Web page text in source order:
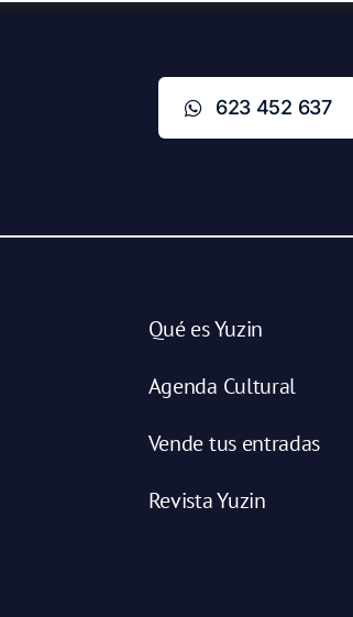
623 452 637
Qué es Yuzin
Agenda Cultural
Vende tus entradas
Revista Yuzin